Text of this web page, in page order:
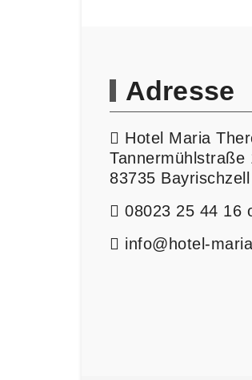
Adresse
Hotel Maria
Tannermühlstraße
83735 Bayrischzell
08023 25 44 16
info@hotel-